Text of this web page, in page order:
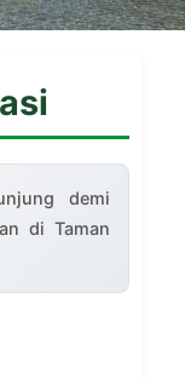
demi
di Taman